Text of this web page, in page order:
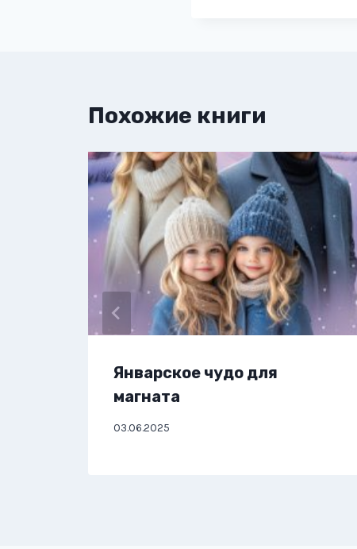
Похожие книги
Январское чудо для
магната
03.06.2025